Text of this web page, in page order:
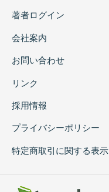
著者ログイン
会社案内
お問い合わせ
リンク
採用情報
プライバシーポリシー
特定商取引に関する表示